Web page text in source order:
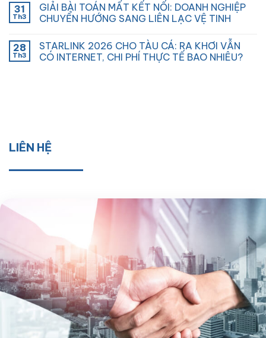
31
Th3
GIẢI BÀI TOÁN MẤT KẾT NỐI: DOANH NGHIỆP
CHUYỂN HƯỚNG SANG LIÊN LẠC VỆ TINH
28
Th3
STARLINK 2026 CHO TÀU CÁ: RA KHƠI VẪN
CÓ INTERNET, CHI PHÍ THỰC TẾ BAO NHIÊU?
LIÊN HỆ